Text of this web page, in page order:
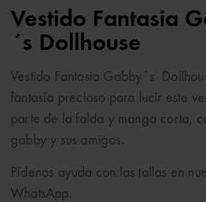
Vestido Fantasia
´s Dollhouse
Vestido Fantasia Gabby´s
fantasía precioso para lucir este
parte de la falda y manga corta,
gabby y sus amigos.
Pídenos ayuda con las tallas en
WhatsApp.